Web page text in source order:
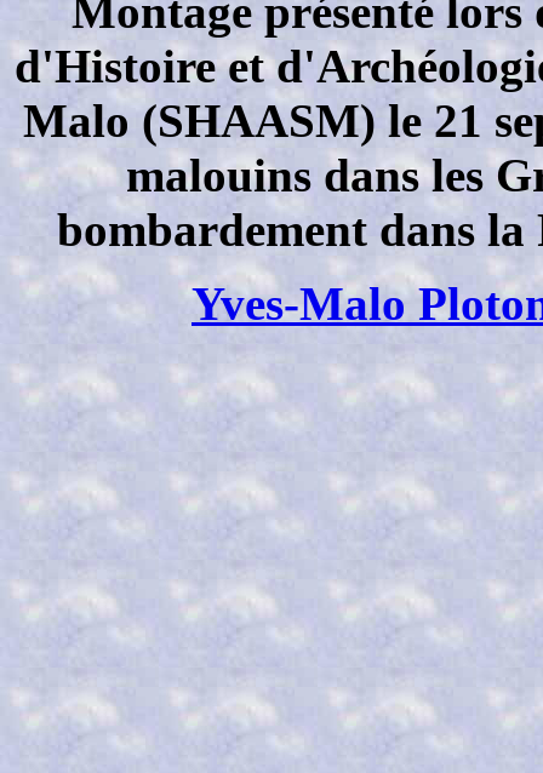
Montage présenté lors
d'Histoire et
Malo (SHAASM) le 21
malouins dans les
bombardement dans
Yves-Malo